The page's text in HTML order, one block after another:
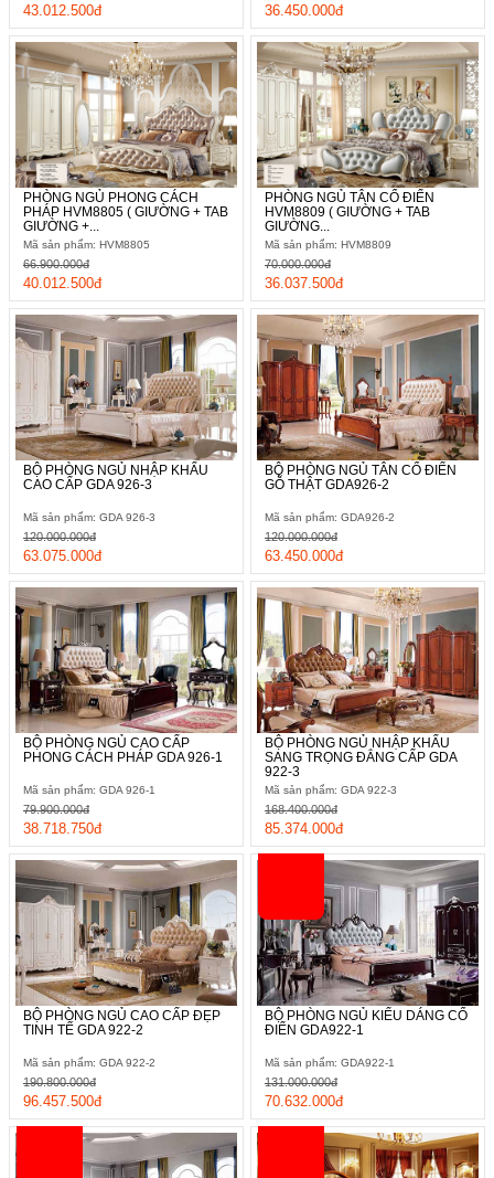
43.012.500đ 36.450.000đ
PHÒNG NGỦ PHONG CÁCH
PHÁP HVM8805 ( GIƯỜNG + TAB
GIƯỜNG +...
Mã sản phẩm: HVM8805
40.012.500đ
66.900.000đ
PHÒNG NGỦ TÂN CỔ ĐIỂN
HVM8809 ( GIƯỜNG + TAB
GIƯỜNG...
Mã sản phẩm: HVM8809
36.037.500đ
70.000.000đ
BỘ PHÒNG NGỦ NHẬP KHẨU
CAO CẤP GDA 926-3
Mã sản phẩm: GDA 926-3
63.075.000đ
120.000.000đ
BỘ PHÒNG NGỦ TÂN CỔ ĐIỂN
GỖ THẬT GDA926-2
Mã sản phẩm: GDA926-2
63.450.000đ
120.000.000đ
BỘ PHÒNG NGỦ CAO CẤP
PHONG CÁCH PHÁP GDA 926-1
Mã sản phẩm: GDA 926-1
38.718.750đ
79.900.000đ
BỘ PHÒNG NGỦ NHẬP KHẨU
SANG TRỌNG ĐẲNG CẤP GDA
922-3
Mã sản phẩm: GDA 922-3
85.374.000đ
168.400.000đ
BỘ PHÒNG NGỦ CAO CẤP ĐẸP
TINH TẾ GDA 922-2
Mã sản phẩm: GDA 922-2
96.457.500đ
190.800.000đ
BỘ PHÒNG NGỦ KIỂU DÁNG CỔ
ĐIỂN GDA922-1
Mã sản phẩm: GDA922-1
70.632.000đ
131.000.000đ